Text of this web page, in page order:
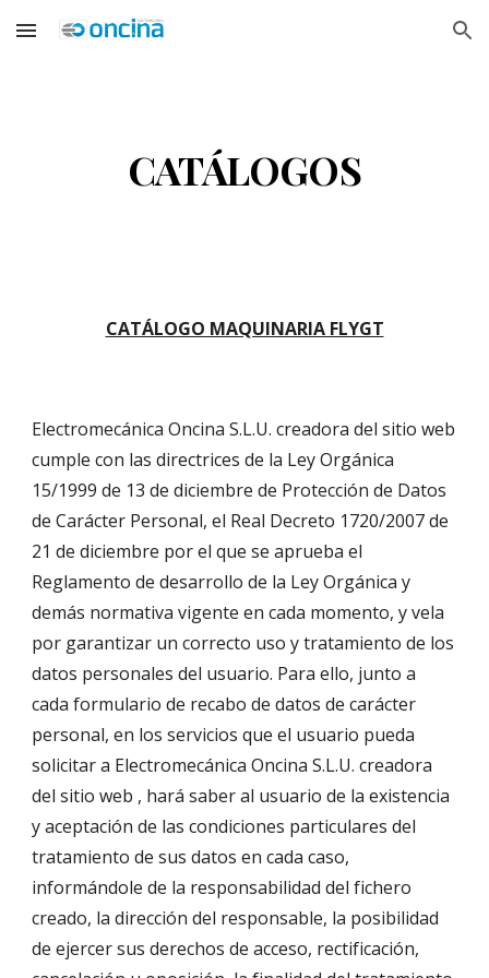
Skip to main content Skip to navigation
CATÁLOGOS
CATÁLOGO MAQUINARIA FLYGT
Electromecánica Oncina S.L.U. creadora del sitio web
cumple con las directrices de la Ley Orgánica
15/1999 de 13 de diciembre de Protección de Datos
de Carácter Personal, el Real Decreto 1720/2007 de
21 de diciembre por el que se aprueba el
Reglamento de desarrollo de la Ley Orgánica y
demás normativa vigente en cada momento, y vela
por garantizar un correcto uso y tratamiento de los
datos personales del usuario. Para ello, junto a
cada formulario de recabo de datos de carácter
personal, en los servicios que el usuario pueda
solicitar a Electromecánica Oncina S.L.U. creadora
del sitio web , hará saber al usuario de la existencia
y aceptación de las condiciones particulares del
tratamiento de sus datos en cada caso,
informándole de la responsabilidad del fichero
creado, la dirección del responsable, la posibilidad
de ejercer sus derechos de acceso, rectificación,